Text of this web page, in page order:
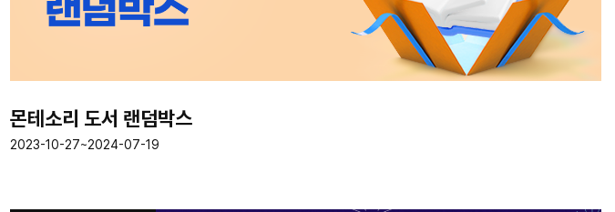
몬테소리 도서 랜덤박스
2023-10-27~2024-07-19